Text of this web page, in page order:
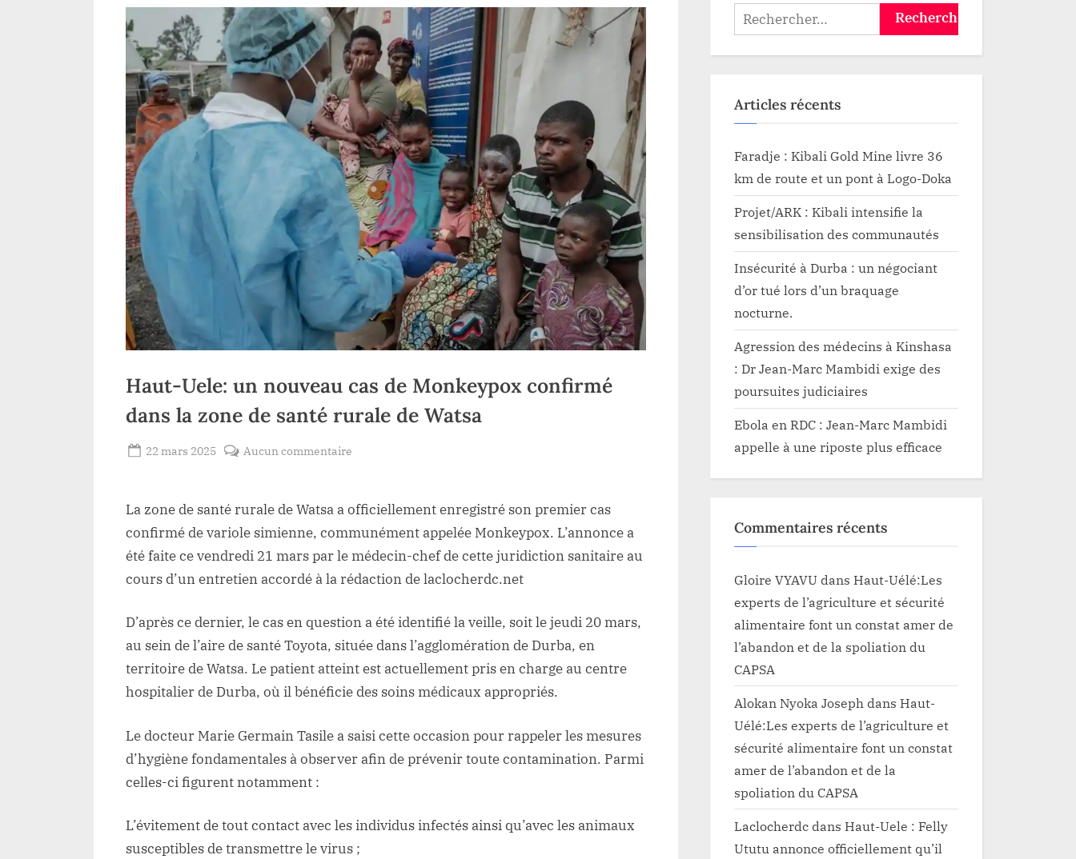
Haut-Uele: un nouveau cas de Monkeypox confirmé
dans la zone de santé rurale de Watsa
Posted
22 mars 2025
Aucun commentaire
un
nouveau
cas
dans
la
zone
de
rurale
La zone de santé rurale de Watsa a officiellement enregistré son premier cas
confirmé de variole simienne, communément appelée Monkeypox. L’annonce a
été faite ce vendredi 21 mars par le médecin-chef de cette juridiction sanitaire au
cours d’un entretien accordé à la rédaction de laclocherdc.net
D’après ce dernier, le cas en question a été identifié la veille, soit le jeudi 20 mars,
au sein de l’aire de santé Toyota, située dans l’agglomération de Durba, en
territoire de Watsa. Le patient atteint est actuellement pris en charge au centre
hospitalier de Durba, où il bénéficie des soins médicaux appropriés.
Le docteur Marie Germain Tasile a saisi cette occasion pour rappeler les mesures
d’hygiène fondamentales à observer afin de prévenir toute contamination. Parmi
celles-ci figurent notamment :
L’évitement de tout contact avec les individus infectés ainsi qu’avec les animaux
susceptibles de transmettre le virus ;
Rechercher :
Articles récents
Faradje : Kibali Gold Mine livre 36
km de route et un pont à Logo-Doka
Projet/ARK : Kibali intensifie la
sensibilisation des communautés
Insécurité à Durba : un négociant
d’or tué lors d’un braquage
nocturne.
Agression des médecins à Kinshasa
: Dr Jean-Marc Mambidi exige des
poursuites judiciaires
Ebola en RDC : Jean-Marc Mambidi
appelle à une riposte plus efficace
Commentaires récents
Gloire VYAVU dans Haut-Uélé:Les
experts de l’agriculture et sécurité
alimentaire font un constat amer de
l’abandon et de la spoliation du
CAPSA
Alokan Nyoka Joseph dans Haut-
Uélé:Les experts de l’agriculture et
sécurité alimentaire font un constat
amer de l’abandon et de la
spoliation du CAPSA
Laclocherdcdans Haut-Uele : Felly
Ututu annonce officiellement qu’il